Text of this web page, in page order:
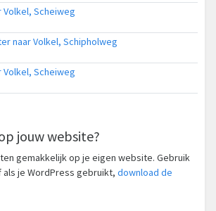
Volkel, Scheiweg
naar Volkel, Schipholweg
Volkel, Scheiweg
jouw website?
gemakkelijk op je eigen website. Gebruik
als je WordPress gebruikt, download de